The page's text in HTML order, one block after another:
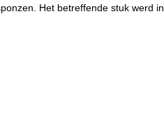
Het betreffende stuk werd in